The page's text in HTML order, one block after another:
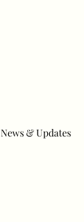
News & Updates